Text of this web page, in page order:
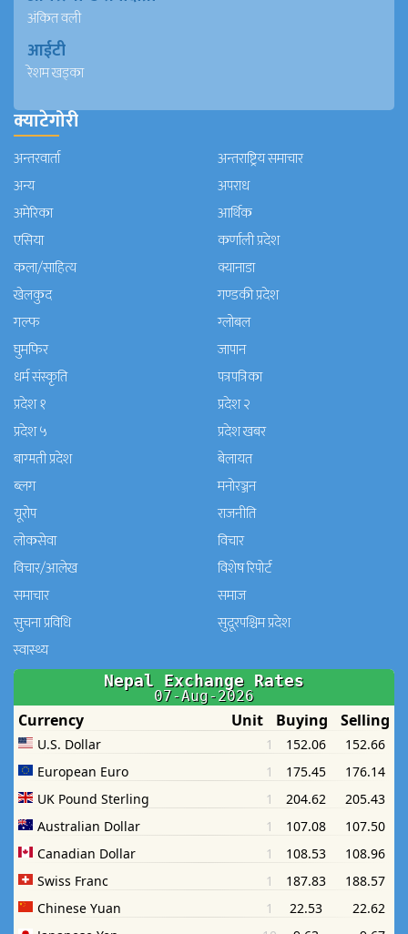
अंकित वली
आईटी
रेशम खड्का
क्याटेगोरी
अन्तरवार्ता
अन्तराष्ट्रिय समाचार
अन्य
अपराध
अमेरिका
आर्थिक
एसिया
कर्णाली प्रदेश
कला/साहित्य
क्यानाडा
खेलकुद
गण्डकी प्रदेश
गल्फ
ग्लोबल
घुमफिर
जापान
धर्म संस्कृति
पत्रपत्रिका
प्रदेश १
प्रदेश २
प्रदेश ५
प्रदेश खबर
बाग्मती प्रदेश
बेलायत
ब्लग
मनाेरञ्जन
यूरोप
राजनीति
लोकसेवा
विचार
विचार/आलेख
विशेष रिपोर्ट
समाचार
समाज
सुचना प्रविधि
सुदूरपश्चिम प्रदेश
स्वास्थ्य